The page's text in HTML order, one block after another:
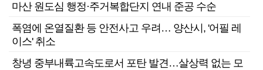
마산 원도심 행정·주거복합단지 연내 준공 수순
폭염에 온열질환 등 안전사고 우려… 양산시, '어필 레
이스' 취소
창녕 중부내륙고속도로서 포탄 발견…살상력 없는 모